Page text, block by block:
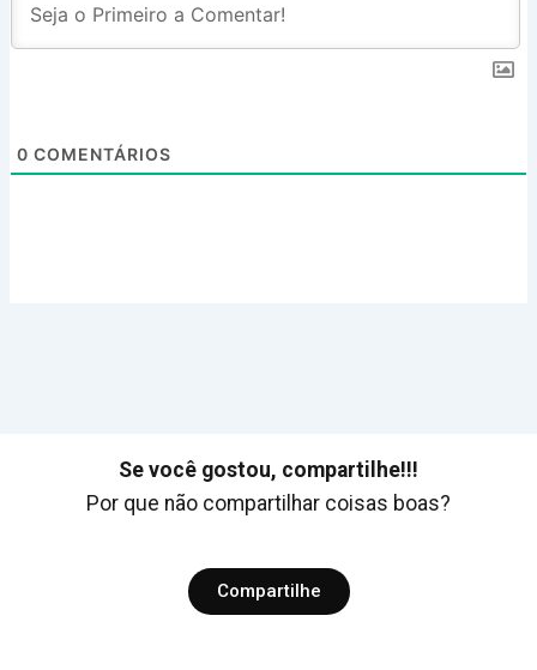
0 COMENTÁRIOS
Se você gostou, compartilhe!!!
Por que não compartilhar coisas boas?
Compartilhe